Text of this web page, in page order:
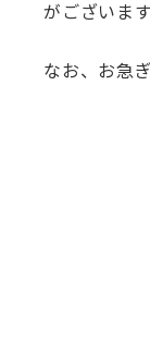
がございます
なお、お急